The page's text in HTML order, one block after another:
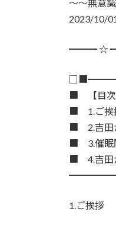
～～無意
2023/10/
━━━ ☆
■ 【目次
■ 1.ご挨
■ 2.吉田
■ 3.催眠
■ 4.吉田
1.ご挨拶